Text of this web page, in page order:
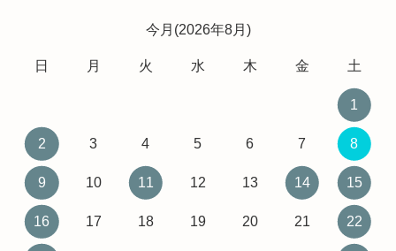
今月(2026年8月)
日 月 火 水 木 金 土
1
2 3 4 5 6 7 8
9 10 11 12 13 14 15
16 17 18 19 20 21 22